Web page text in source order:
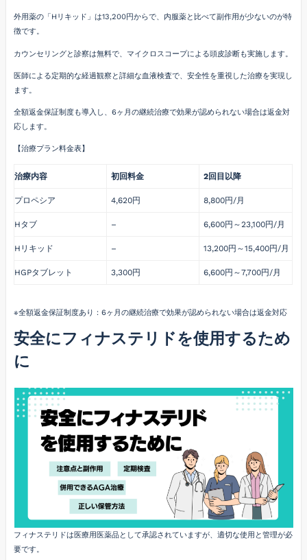
外用薬の「Hリキッド」は13,200円からで、内服薬と比べて副作用が少ないのが特
徴です。
カウンセリングと診察は無料で、マイクロスコープによる頭皮診断も実施します。
医師による定期的な経過観察と詳細な血液検査で、安全性を重視した治療を実現し
ます。
全額返金保証制度も導入し、6ヶ月の継続治療で効果が認められない場合は返金対
応します。
【治療プラン料金表】
治療内容 初回料金 2回目以降
プロペシア 4,620円 8,800円/月
Hタブ – 6,600円～23,100円/月
Hリキッド – 13,200円～15,400円/月
HGPタブレット 3,300円 6,600円～7,700円/月
※全額返金保証制度あり：6ヶ月の継続治療で効果が認められない場合は返金対応
安全にフィナステリドを使用するため
に
フィナステリドは医療用医薬品として承認されていますが、適切な使用と管理が必
要です。